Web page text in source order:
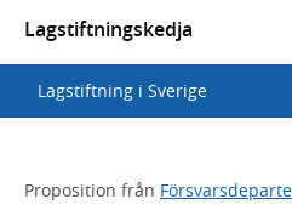
en
lista
med
sökförslag
Lagstiftningskedja
Lagstiftning i Sverige
Proposition från